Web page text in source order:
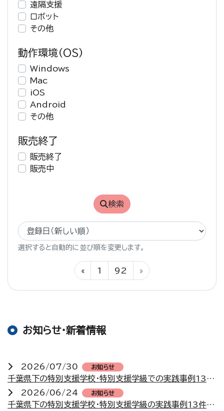
遠隔支援
ロボット
その他
動作環境（OS）
Windows
Mac
iOS
Android
その他
販売終了
販売終了
販売中
検索
選択すると自動的に並び順を変更します。
« 1 92 »
お知らせ・新着情報
2026/07/30 お知らせ
千葉県下の特別支援学校・特別支援学級での実践事例13件を掲載しました
2026/06/24
お知らせ
千葉県下の特別支援学校・特別支援学級の実践事例13件を掲載しました